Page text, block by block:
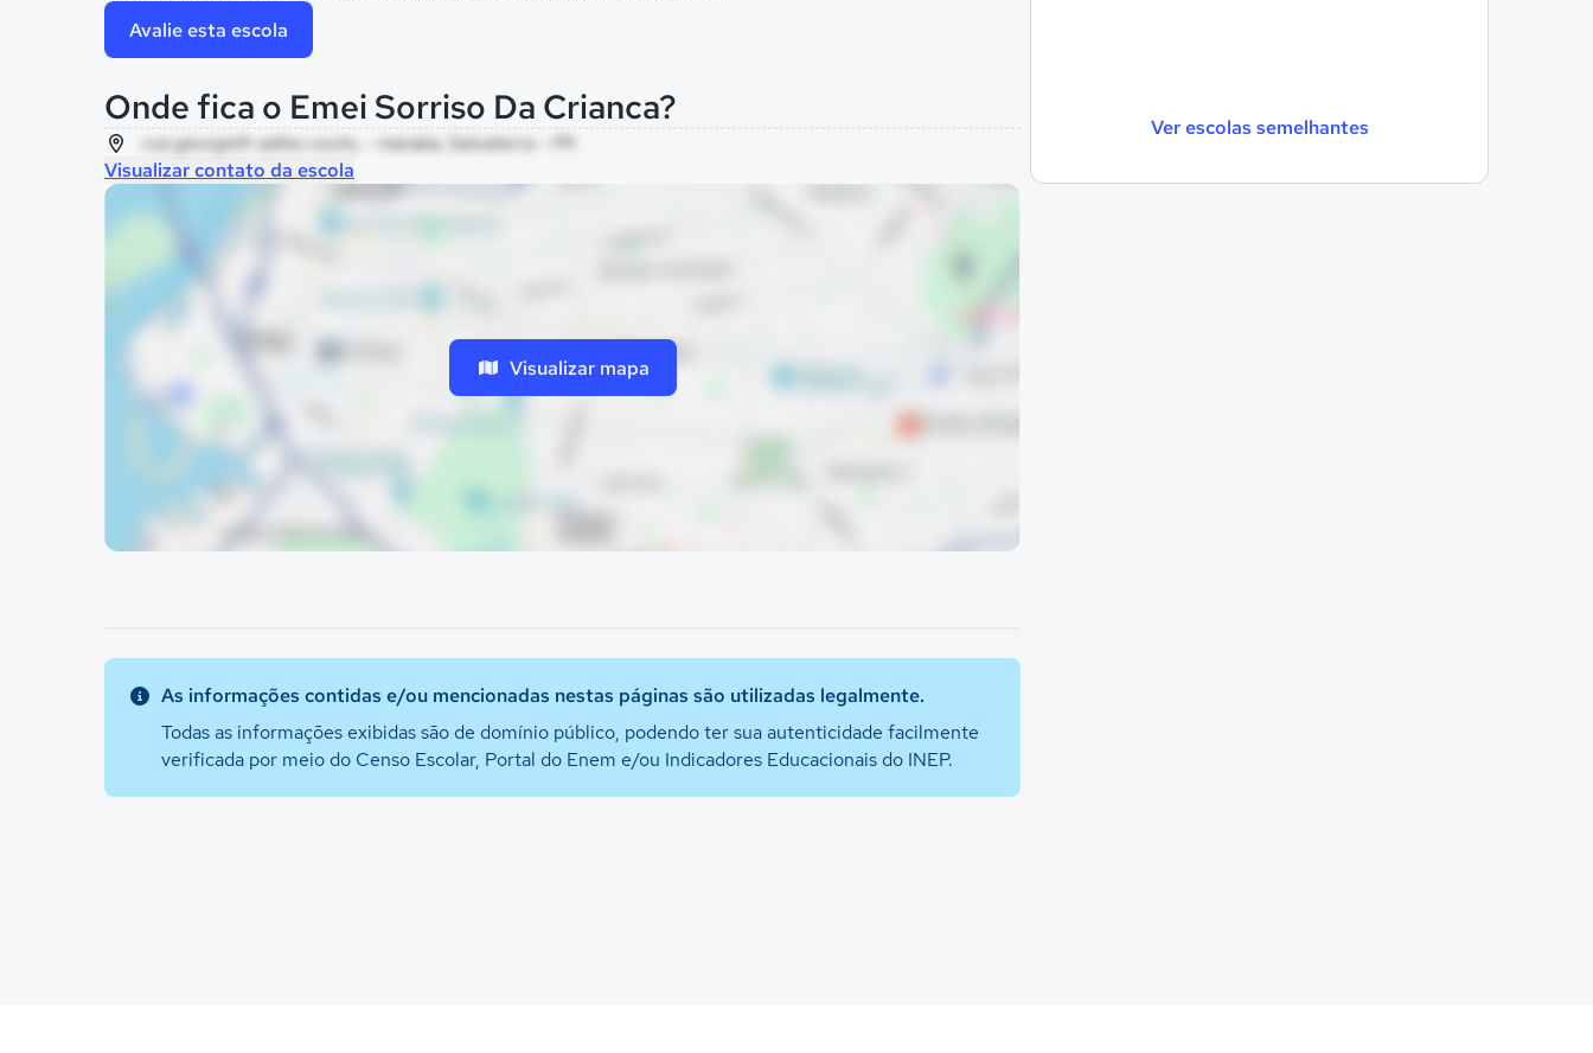
Ver escolas semelhantes
Avalie esta escola
Onde fica o Emei Sorriso Da Crianca?
rua georgeth salles couto, - maraba, Salvaterra - PA
Visualizar contato da escola
Visualizar mapa
As informações contidas e/ou mencionadas nestas páginas são utilizadas legalmente.
Todas as informações exibidas são de domínio público, podendo ter sua autenticidade facilmente
verificada por meio do Censo Escolar, Portal do Enem e/ou Indicadores Educacionais do INEP.